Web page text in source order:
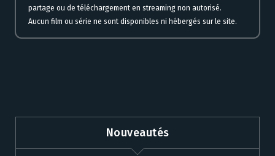
partage ou de téléchargement en streaming non autorisé.
Aucun film ou série ne sont disponibles ni hébergés sur le site.
Nouveautés